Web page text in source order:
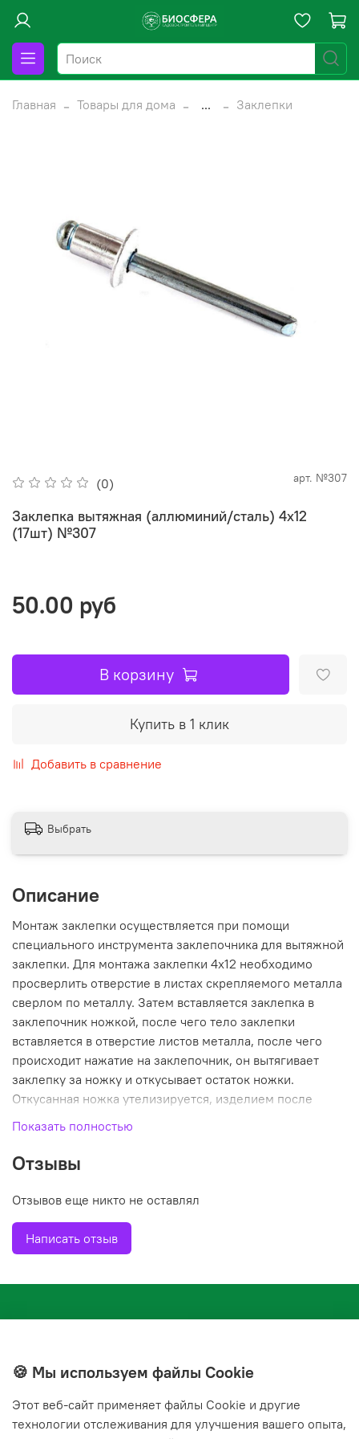
Главная Товары для дома ... Заклепки
(0) арт. №307
Заклепка вытяжная (аллюминий/сталь) 4х12
(17шт) №307
50.00 руб
В корзину
Купить в 1 клик
Добавить в сравнение
Выбрать
Описание
Монтаж заклепки осуществляется при помощи
специального инструмента заклепочника для вытяжной
заклепки. Для монтажа заклепки 4х12 необходимо
просверлить отверстие в листах скрепляемого металла
сверлом по металлу. Затем вставляется заклепка в
заклепочник ножкой, после чего тело заклепки
вставляется в отверстие листов металла, после чего
происходит нажатие на заклепочник, он вытягивает
заклепку за ножку и откусывает остаток ножки.
Откусанная ножка утелизируется, изделием после
монтажа можно пользоваться. Часто заклепку
как листы после такого монтажа невозможно снять или
Показать полностью
Отзывы
Отзывов еще никто не оставлял
Написать отзыв
+7(843) 210-20-24
🍪 Мы используем файлы Cookie
Этот веб‑сайт применяет файлы Cookie и другие
технологии отслеживания для улучшения вашего опыта,